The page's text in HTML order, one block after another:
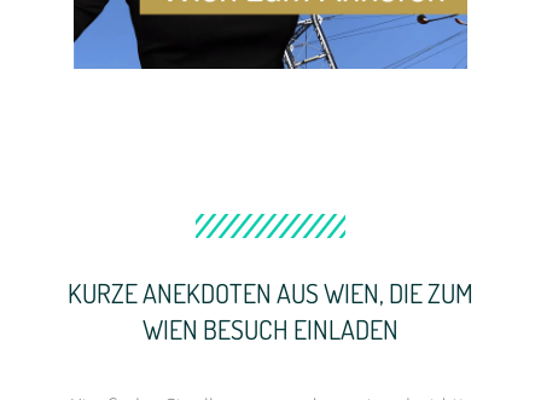
KURZE ANEKDOTEN AUS WIEN, DIE ZUM
WIEN BESUCH EINLADEN